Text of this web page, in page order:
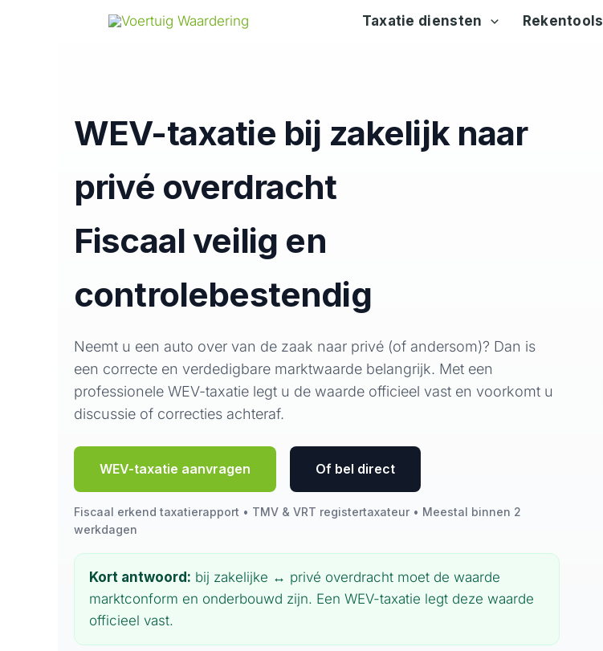
Taxatie diensten Rekentools
WEV-taxatie bij zakelijk naar
privé overdracht
Fiscaal veilig en
controlebestendig
Neemt u een auto over van de zaak naar privé (of andersom)? Dan is
een correcte en verdedigbare marktwaarde belangrijk. Met een
professionele WEV-taxatie legt u de waarde officieel vast en voorkomt u
discussie of correcties achteraf.
WEV-taxatie aanvragen Of bel direct
Fiscaal erkend taxatierapport • TMV & VRT registertaxateur • Meestal binnen 2
werkdagen
Kort antwoord: bij zakelijke ↔ privé overdracht moet de waarde
marktconform en onderbouwd zijn. Een WEV-taxatie legt deze waarde
officieel vast.